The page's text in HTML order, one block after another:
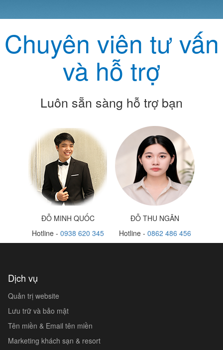
Chuyên viên tư vấn
và hỗ trợ
Luôn sẵn sàng hỗ trợ bạn
ĐỖ MINH QUỐC
Hotline - 0938 620 345
ĐỖ THU NGÂN
Hotline - 0862 486 456
Dịch vụ
Quản trị website
Lưu trữ và bảo mật
Tên miền & Email tên miền
Marketing khách sạn & resort